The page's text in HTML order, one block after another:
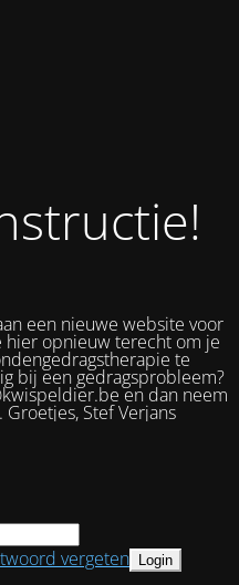
een nieuwe website voor
hier opnieuw terecht om je
te
bij een gedragsprobleem?
en dan neem
Stef Verjans
vergeten